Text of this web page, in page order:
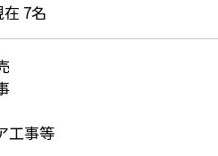
7名
工事等